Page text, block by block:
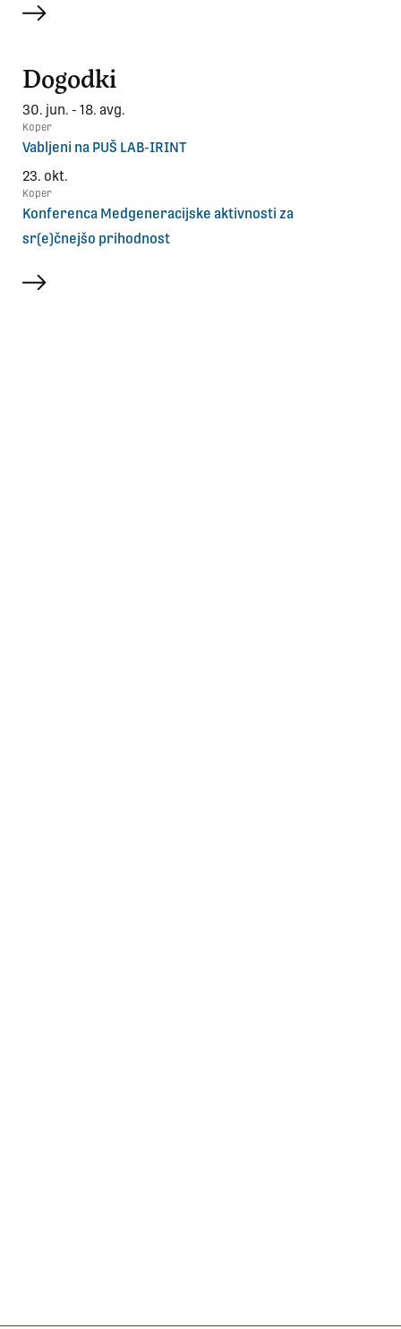
več
Dogodki
30. jun. - 18. avg.
Koper
Vabljeni na PUŠ LAB-IRINT
23. okt.
Koper
Konferenca Medgeneracijske aktivnosti za
sr(e)čnejšo prihodnost
več